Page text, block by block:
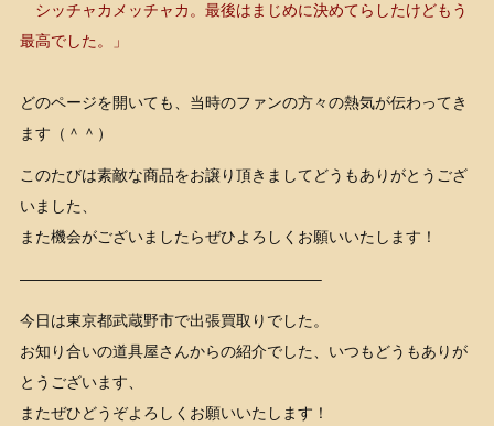
シッチャカメッチャカ。最後はまじめに決めてらしたけどもう
最高でした。」
どのページを開いても、当時のファンの方々の熱気が伝わってき
ます（＾＾）
このたびは素敵な商品をお譲り頂きましてどうもありがとうござ
いました、
また機会がございましたらぜひよろしくお願いいたします！
———————————————————–
今日は東京都武蔵野市で出張買取りでした。
お知り合いの道具屋さんからの紹介でした、いつもどうもありが
とうございます、
またぜひどうぞよろしくお願いいたします！